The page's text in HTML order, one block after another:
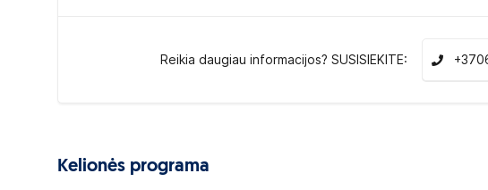
Reikia daugiau informacijos? SUSISIEKITE:
Kelionės programa